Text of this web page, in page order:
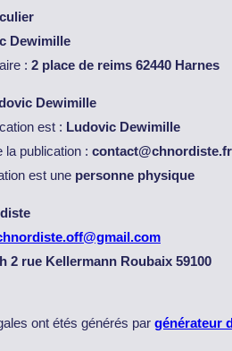
Dewimille
: 2 place de reims 62440 Harnes
Dewimille
est : Ludovic Dewimille
la publication : contact@chnordiste.fr
est une personne physique
2 rue Kellermann Roubaix 59100
ont étés générés par générateur